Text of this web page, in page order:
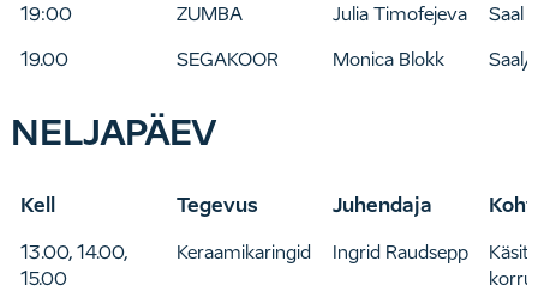
19:00 ZUMBA Julia Timofejeva Saal
19.00 SEGAKOOR Monica Blokk Saal/
NELJAPÄEV
Kell Tegevus Juhendaja Koht
13.00, 14.00,
15.00
Keraamikaringid Ingrid Raudsepp